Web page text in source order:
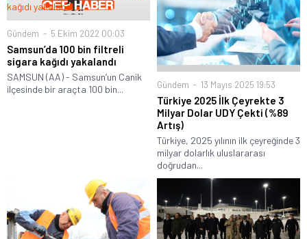
Gündem 5 Ekim 2022 00:03
Samsun’da 100 bin filtreli
sigara kağıdı yakalandı
SAMSUN (AA) - Samsun’un Canik
ilçesinde bir araçta 100 bin...
Gündem 13 Mayıs 2025 19:53
Türkiye 2025 İlk Çeyrekte 3
Milyar Dolar UDY Çekti (%89
Artış)
Türkiye, 2025 yılının ilk çeyreğinde 3
milyar dolarlık uluslararası
doğrudan...